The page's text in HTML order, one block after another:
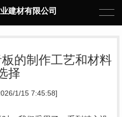
建材有限公司
的制作工艺和材料
择
1/15 7:45:58]